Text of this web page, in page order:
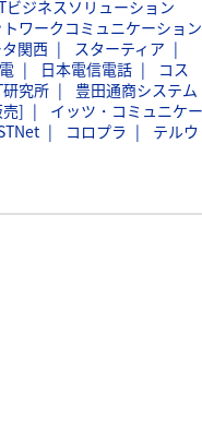
ビジネスソリューション
ワークコミュニケーション
関西
スターティア
日本電信電話
コス
究所
豊田通商システム
]
イッツ・コミュニケー
コロプラ
テルウ